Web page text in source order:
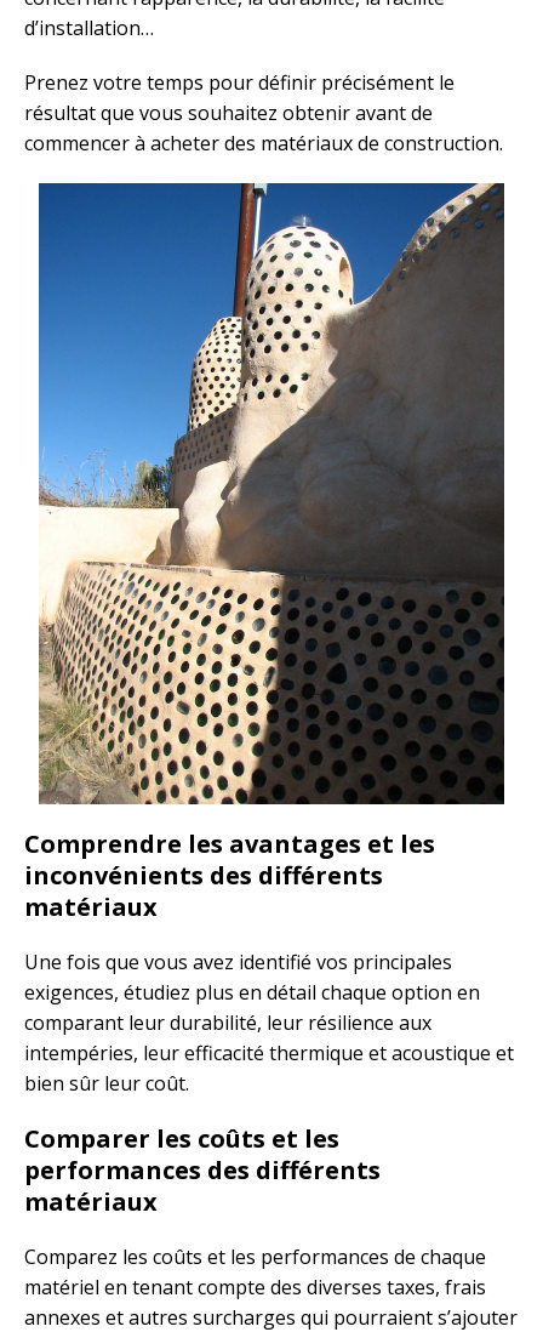
d’installation…
Prenez votre temps pour définir précisément le
résultat que vous souhaitez obtenir avant de
commencer à acheter des matériaux de construction.
Comprendre les avantages et les
inconvénients des différents
matériaux
Une fois que vous avez identifié vos principales
exigences, étudiez plus en détail chaque option en
comparant leur durabilité, leur résilience aux
intempéries, leur efficacité thermique et acoustique et
bien sûr leur coût.
Comparer les coûts et les
performances des différents
matériaux
Comparez les coûts et les performances de chaque
matériel en tenant compte des diverses taxes, frais
annexes et autres surcharges qui pourraient s’ajouter